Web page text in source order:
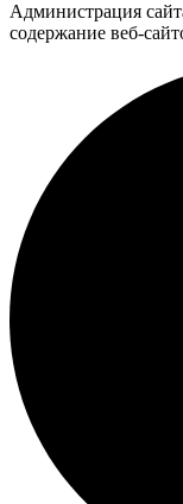
Администрация
содержание веб-